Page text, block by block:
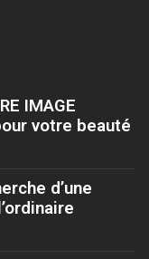
IMAGE
votre beauté
d’une